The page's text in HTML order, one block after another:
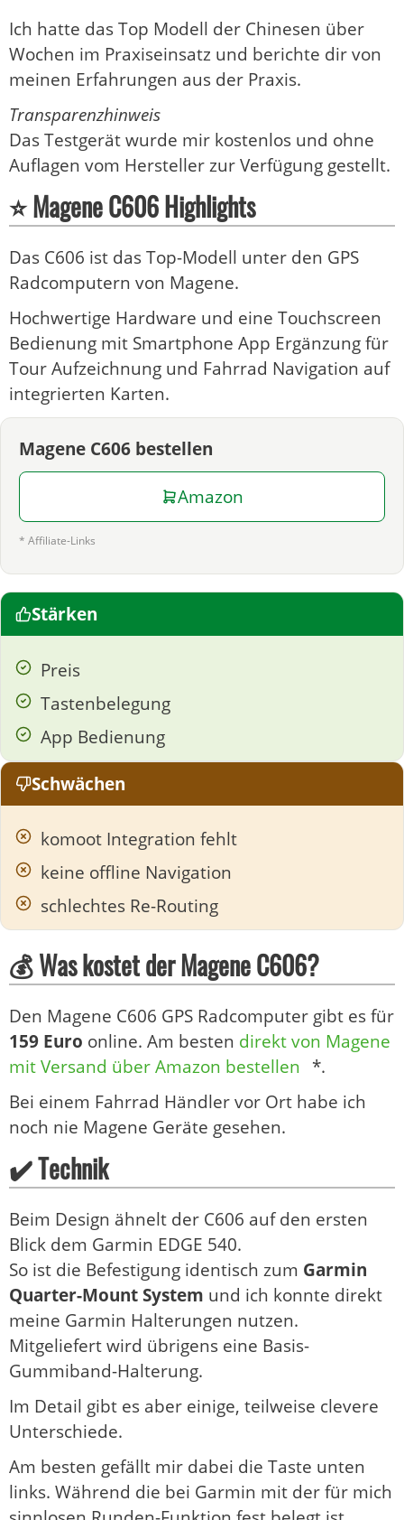
Ich hatte das Top Modell der Chinesen über
Wochen im Praxiseinsatz und berichte dir von
meinen Erfahrungen aus der Praxis.
Transparenzhinweis
Das Testgerät wurde mir kostenlos und ohne
Auflagen vom Hersteller zur Verfügung gestellt.
⭐ Magene C606 Highlights
Das C606 ist das Top-Modell unter den GPS
Radcomputern von Magene.
Hochwertige Hardware und eine Touchscreen
Bedienung mit Smartphone App Ergänzung für
Tour Aufzeichnung und Fahrrad Navigation auf
integrierten Karten.
Magene C606 bestellen
Amazon
* Affiliate-Links
Stärken
Preis
Tastenbelegung
App Bedienung
Schwächen
komoot Integration fehlt
keine offline Navigation
schlechtes Re-Routing
💰 Was kostet der Magene C606?
Den Magene C606 GPS Radcomputer gibt es für
159 Euro online. Am besten direkt von Magene
mit Versand über Amazon bestellen *.
Bei einem Fahrrad Händler vor Ort habe ich
noch nie Magene Geräte gesehen.
✔️ Technik
Beim Design ähnelt der C606 auf den ersten
Blick dem Garmin EDGE 540.
So ist die Befestigung identisch zum Garmin
Quarter-Mount System und ich konnte direkt
meine Garmin Halterungen nutzen.
Mitgeliefert wird übrigens eine Basis-
Gummiband-Halterung.
Im Detail gibt es aber einige, teilweise clevere
Unterschiede.
Am besten gefällt mir dabei die Taste unten
links. Während die bei Garmin mit der für mich